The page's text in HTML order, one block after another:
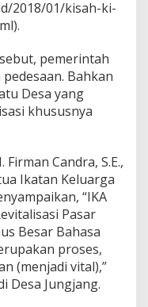
2018/01/kisah-ki-
pemerintah
Bahkan
Desa yang
khususnya
Candra, S.E.,
Ikatan Keluarga
“IKA
Pasar
Besar Bahasa
proses,
(menjadi vital),”
Desa Jungjang.